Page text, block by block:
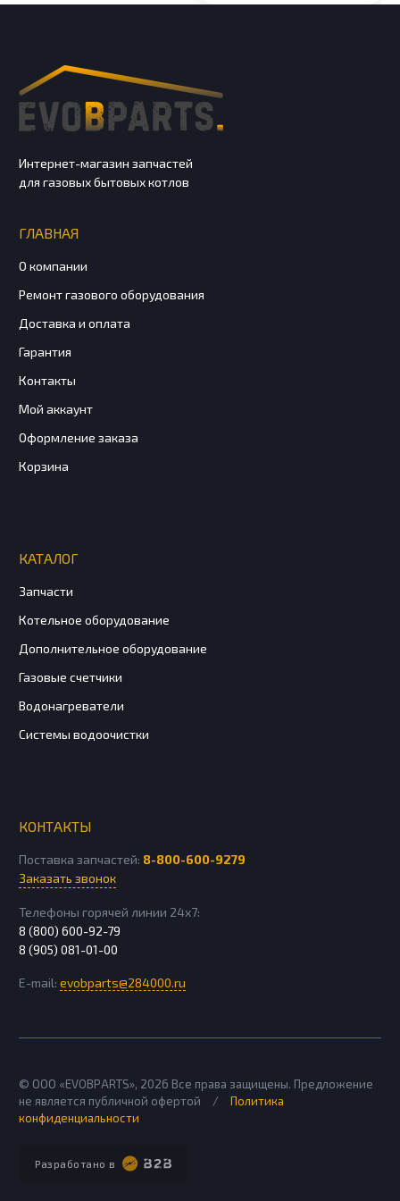
Интернет-магазин запчастей
для газовых бытовых котлов
ГЛАВНАЯ
О компании
Ремонт газового оборудования
Доставка и оплата
Гарантия
Контакты
Мой аккаунт
Оформление заказа
Корзина
КАТАЛОГ
Запчасти
Котельное оборудование
Дополнительное оборудование
Газовые счетчики
Водонагреватели
Системы водоочистки
КОНТАКТЫ
Поставка запчастей: 8-800-600-9279
Заказать звонок
Телефоны горячей линии 24х7:
8 (800) 600-92-79
8 (905) 081-01-00
E-mail: evobparts@284000.ru
Разработано в
© ООО «EVOBPARTS», 2026 Все права защищены. Предложение
не является публичной офертой
/
Политика
конфиденциальности